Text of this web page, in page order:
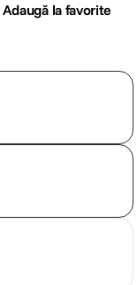
Adaugă la favorite